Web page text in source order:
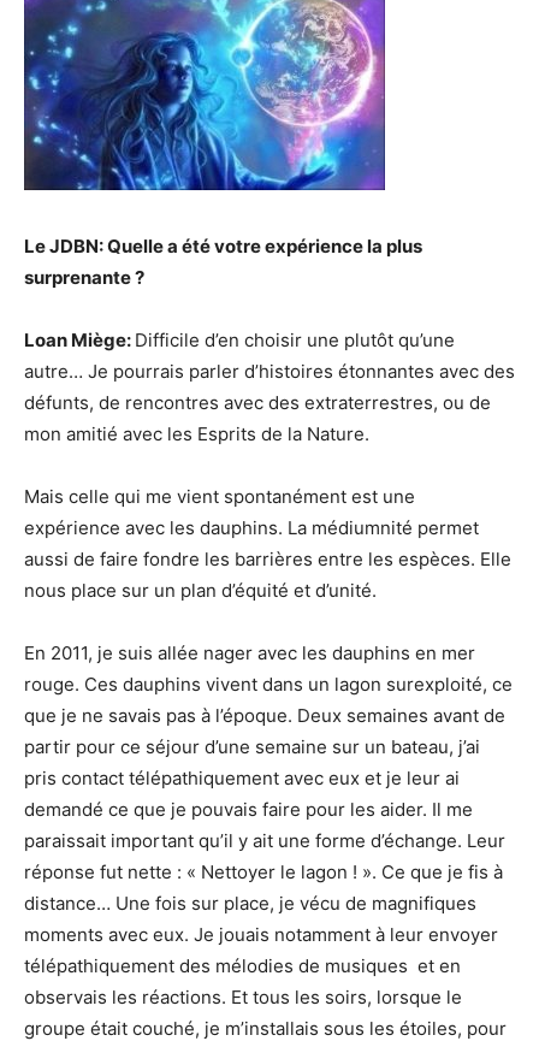
Le JDBN: Quelle a été votre expérience la plus
surprenante ?
Loan Miège: Difficile d’en choisir une plutôt qu’une
autre… Je pourrais parler d’histoires étonnantes avec des
défunts, de rencontres avec des extraterrestres, ou de
mon amitié avec les Esprits de la Nature.
Mais celle qui me vient spontanément est une
expérience avec les dauphins. La médiumnité permet
aussi de faire fondre les barrières entre les espèces. Elle
nous place sur un plan d’équité et d’unité.
En 2011, je suis allée nager avec les dauphins en mer
rouge. Ces dauphins vivent dans un lagon surexploité, ce
que je ne savais pas à l’époque. Deux semaines avant de
partir pour ce séjour d’une semaine sur un bateau, j’ai
pris contact télépathiquement avec eux et je leur ai
demandé ce que je pouvais faire pour les aider. Il me
paraissait important qu’il y ait une forme d’échange. Leur
réponse fut nette : « Nettoyer le lagon ! ». Ce que je fis à
distance… Une fois sur place, je vécu de magnifiques
moments avec eux. Je jouais notamment à leur envoyer
télépathiquement des mélodies de musiques et en
observais les réactions. Et tous les soirs, lorsque le
groupe était couché, je m’installais sous les étoiles, pour